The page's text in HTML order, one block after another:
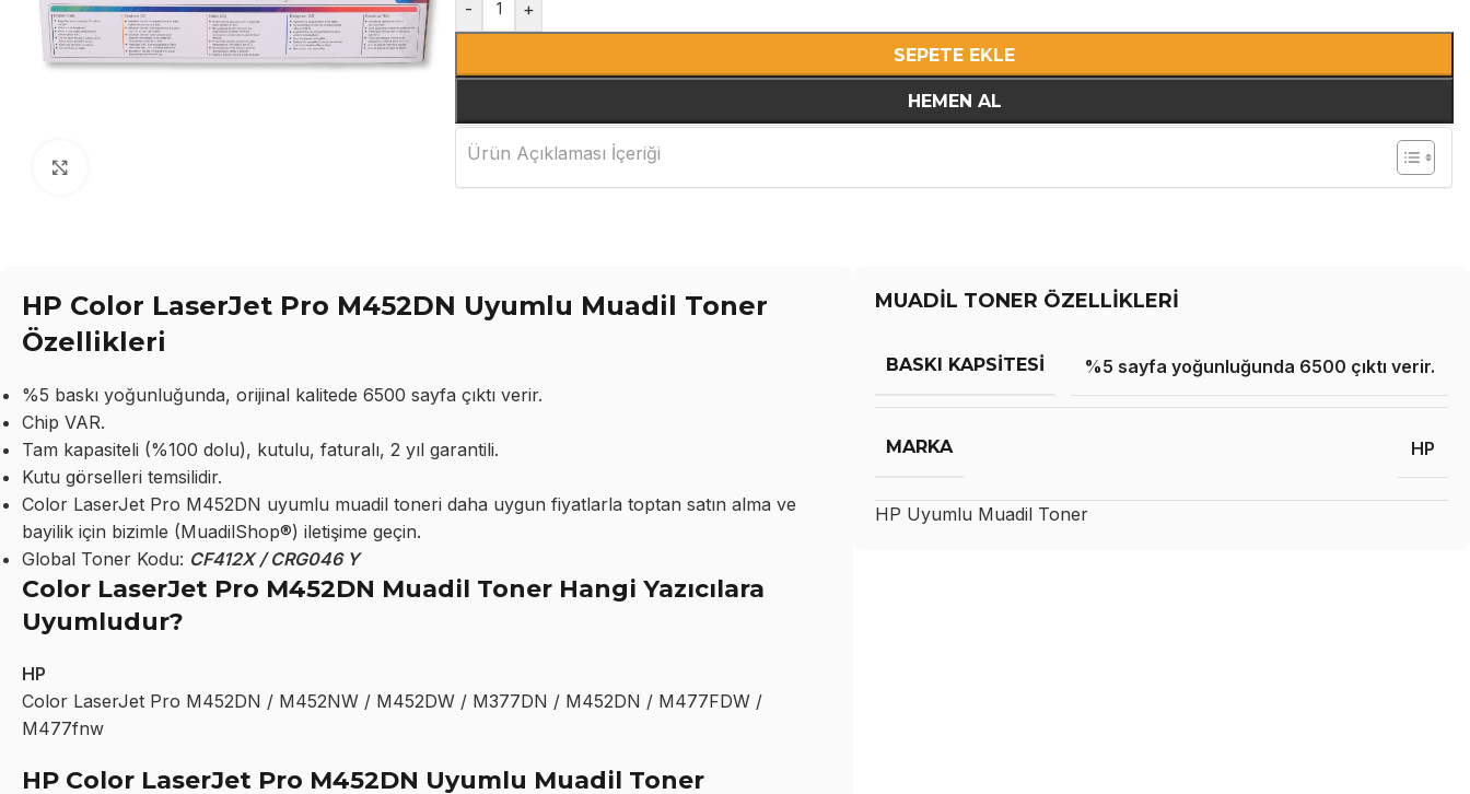
- +
SEPETE EKLE
HEMEN AL
Ürün Açıklaması İçeriği
HP Color LaserJet Pro M452DN Uyumlu Muadil Toner
Özellikleri
%5 baskı yoğunluğunda, orijinal kalitede 6500 sayfa çıktı verir.
Chip VAR.
Tam kapasiteli (%100 dolu), kutulu, faturalı, 2 yıl garantili.
Kutu görselleri temsilidir.
Color LaserJet Pro M452DN uyumlu muadil toneri daha uygun fiyatlarla toptan satın alma ve
bayilik için bizimle (MuadilShop®) iletişime geçin.
Global Toner Kodu: CF412X / CRG046 Y
Color LaserJet Pro M452DN Muadil Toner Hangi Yazıcılara
Uyumludur?
HP
Color LaserJet Pro M452DN / M452NW / M452DW / M377DN / M452DN / M477FDW /
M477fnw
HP Color LaserJet Pro M452DN Uyumlu Muadil Toner
MUADİL TONER ÖZELLİKLERİ
BASKI KAPSITESI %5 sayfa yoğunluğunda 6500 çıktı verir.
MARKA HP
HP Uyumlu Muadil Toner